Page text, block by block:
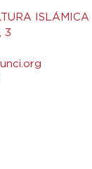
ISLÁMICA
3